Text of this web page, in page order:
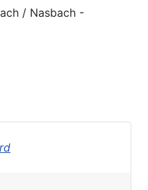
/ Nasbach -